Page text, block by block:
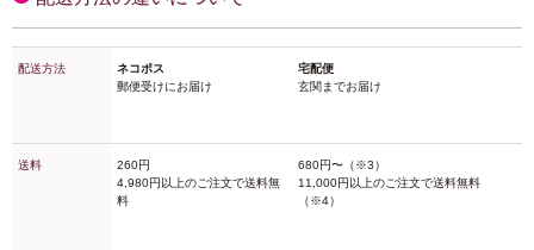
配送方法
送料
ネコポス
郵便受けにお届け
260円
4,980円以上のご注文で送料無
料
宅配便
玄関までお届け
680円〜（※3）
11,000円以上のご注文で送料無料
（※4）